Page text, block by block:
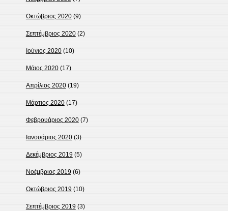
Οκτώβριος 2020(9)
Σεπτέμβριος 2020(2)
Ιούνιος 2020(10)
Μάιος 2020(17)
Απρίλιος 2020(19)
Μάρτιος 2020(17)
Φεβρουάριος 2020(7)
Ιανουάριος 2020(3)
Δεκέμβριος 2019(5)
Νοέμβριος 2019(6)
Οκτώβριος 2019(10)
Σεπτέμβριος 2019 (3)